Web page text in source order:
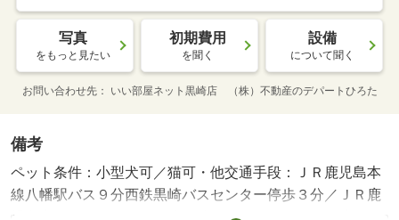
写真
をもっと見たい
初期費用
を聞く
設備
について聞く
お問い合わせ先 いい部屋ネット黒崎店 （株）不動産のデパートひろた
備考
ペット条件：小型犬可／猫可・他交通手段：ＪＲ鹿児島本
線八幡駅バス９分西鉄黒崎バスセンター停歩３分／ＪＲ鹿